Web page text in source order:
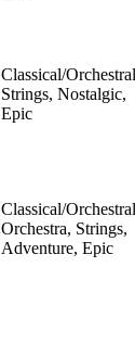
Classical/
Strings, Nostalgic,
Epic
Classical/
Orchestra, Strings,
Adventure, Epic